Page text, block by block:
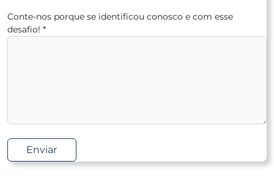
Conte-nos porque se identificou conosco e com esse
desafio! *
Enviar